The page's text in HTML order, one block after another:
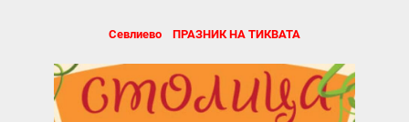
Севлиево ПРАЗНИК НА ТИКВАТА